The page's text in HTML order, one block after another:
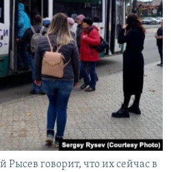
Рысев говорит, что их сейчас в